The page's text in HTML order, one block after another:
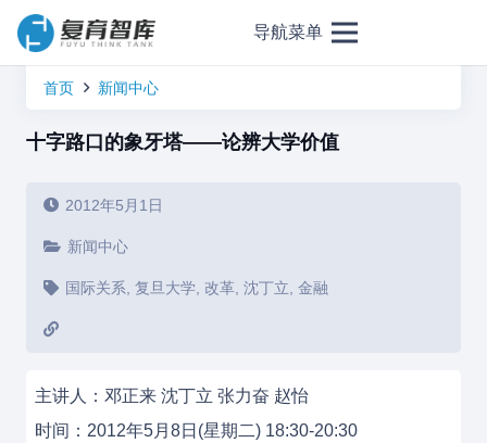
导航菜单
首页 新闻中心
十字路口的象牙塔——论辨大学价值
2012年5月1日
新闻中心
国际关系 复旦大学 改革, 沈丁立 金融
主讲人：邓正来 沈丁立 张力奋 赵怡
时间：2012年5月8日(星期二) 18:30-20:30